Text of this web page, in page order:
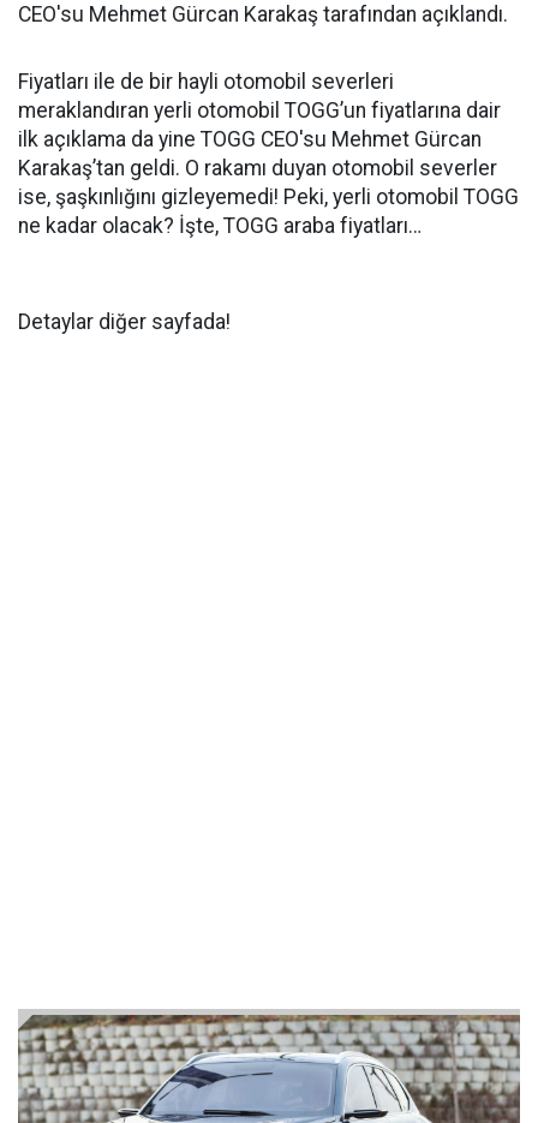
CEO'su Mehmet Gürcan Karakaş tarafından açıklandı.
Fiyatları ile de bir hayli otomobil severleri
meraklandıran yerli otomobil TOGG’un fiyatlarına dair
ilk açıklama da yine TOGG CEO'su Mehmet Gürcan
Karakaş’tan geldi. O rakamı duyan otomobil severler
ise, şaşkınlığını gizleyemedi! Peki, yerli otomobil TOGG
ne kadar olacak? İşte, TOGG araba fiyatları…
Detaylar diğer sayfada!